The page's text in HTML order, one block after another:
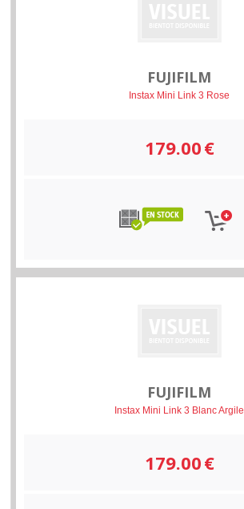
FUJIFILM
Instax Mini Link 3 Rose
179.00€
FUJIFILM
Instax Mini Link 3 Blanc Argile
179.00€